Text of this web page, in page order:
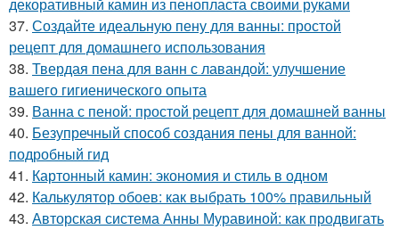
37. Создайте идеальную пену для ванны: простой
рецепт для домашнего использования
38. Твердая пена для ванн с лавандой: улучшение
вашего гигиенического опыта
39. Ванна с пеной: простой рецепт для домашней ванны
40. Безупречный способ создания пены для ванной:
подробный гид
41. Картонный камин: экономия и стиль в одном
42. Калькулятор обоев: как выбрать 100% правильный
43. Авторская система Анны Муравиной: как продвигать